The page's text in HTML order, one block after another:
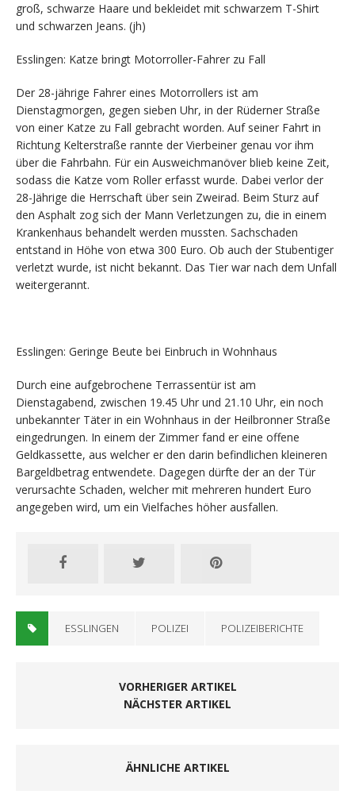
groß, schwarze Haare und bekleidet mit schwarzem T-Shirt
und schwarzen Jeans. (jh)
Esslingen: Katze bringt Motorroller-Fahrer zu Fall
Der 28-jährige Fahrer eines Motorrollers ist am
Dienstagmorgen, gegen sieben Uhr, in der Rüderner Straße
von einer Katze zu Fall gebracht worden. Auf seiner Fahrt in
Richtung Kelterstraße rannte der Vierbeiner genau vor ihm
über die Fahrbahn. Für ein Ausweichmanöver blieb keine Zeit,
sodass die Katze vom Roller erfasst wurde. Dabei verlor der
28-Jährige die Herrschaft über sein Zweirad. Beim Sturz auf
den Asphalt zog sich der Mann Verletzungen zu, die in einem
Krankenhaus behandelt werden mussten. Sachschaden
entstand in Höhe von etwa 300 Euro. Ob auch der Stubentiger
verletzt wurde, ist nicht bekannt. Das Tier war nach dem Unfall
weitergerannt.
Esslingen: Geringe Beute bei Einbruch in Wohnhaus
Durch eine aufgebrochene Terrassentür ist am
Dienstagabend, zwischen 19.45 Uhr und 21.10 Uhr, ein noch
unbekannter Täter in ein Wohnhaus in der Heilbronner Straße
eingedrungen. In einem der Zimmer fand er eine offene
Geldkassette, aus welcher er den darin befindlichen kleineren
Bargeldbetrag entwendete. Dagegen dürfte der an der Tür
verursachte Schaden, welcher mit mehreren hundert Euro
angegeben wird, um ein Vielfaches höher ausfallen.
ESSLINGEN POLIZEI POLIZEIBERICHTE
VORHERIGER ARTIKEL
NÄCHSTER ARTIKEL
ÄHNLICHE ARTIKEL